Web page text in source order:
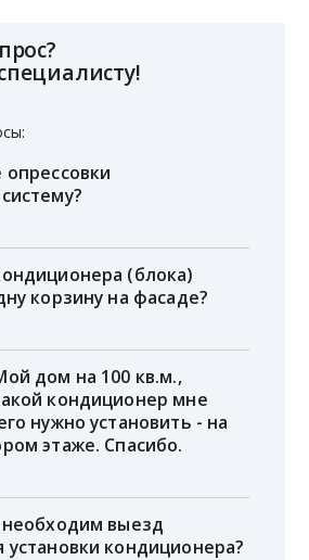
(блока)
корзину на фасаде?
дом на 100 кв.м.,
кондиционер мне
нужно установить - на
этаже. Спасибо.
необходим выезд
установки кондиционера?